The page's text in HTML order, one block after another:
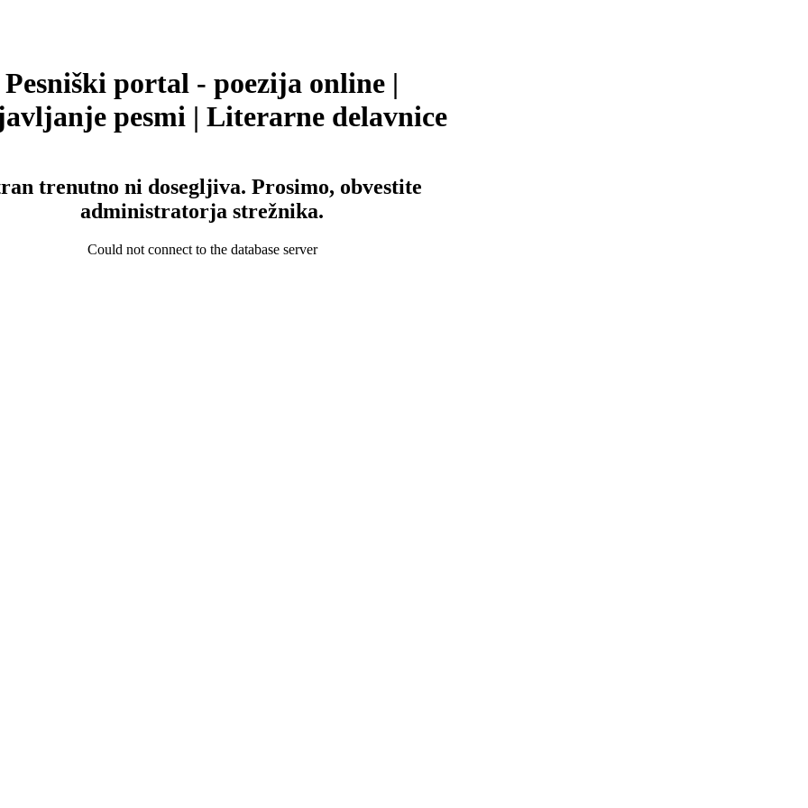
Pesniški portal - poezija online |
pesmi | Literarne delavnice
trenutno ni dosegljiva. Prosimo, obvestite
administratorja strežnika.
Could not connect to the database server